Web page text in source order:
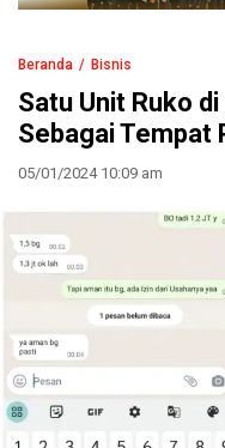
Beranda Bisnis
Satu Unit Ruko
Sebagai Tempat
05/01/2024 10:09 am